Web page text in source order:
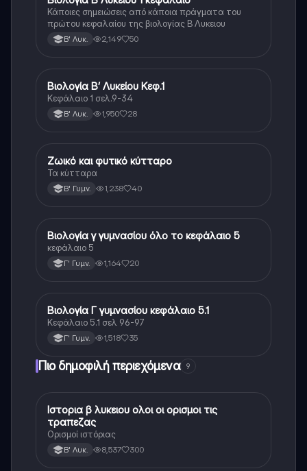
Κάποιες σημειώσεις από κάποια πράγματα του
πρώτου κεφαλαίου της βιολογίας Β Λυκειου
Β' Λυκ. 2,149 50
Βιολογία
Βιολογία Β’ Λυκείου Κεφ.1
Κεφάλαιο 1 σελ.9-34
Β' Λυκ. 1,950 28
Βιολογία
Ζωικό και φυτικό κύτταρο
Τα κύτταρα
Β' Γυμν. 1,238 40
Βιολογία
Βιολογία γ γυμνασίου όλο το κεφάλαιο 5
κεφάλαιο 5
Γ' Γυμν. 1,164 20
Βιολογία
Βιολογία Γ γυμνασίου κεφάλαιο 5.1
Κεφάλαιο 5.1 σελ 96-97
Γ' Γυμν. 1,518 35
Πιο δημοφιλή περιεχόμενα 9
Ιστορία
Ιστορια β λυκειου ολοι οι ορισμοι τις
τραπεζας
Ορισμοί ιστόριας
Β' Λυκ. 8,537 300